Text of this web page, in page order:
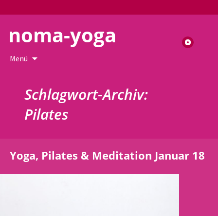
noma-yoga
Suchen
nach:
Menü
Schlagwort-Archiv:
Pilates
Yoga, Pilates & Meditation Januar 18